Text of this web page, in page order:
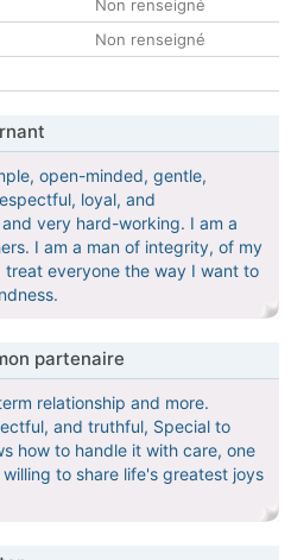
Non renseigné
Non renseigné
open-minded, gentle,
loyal, and
very hard-working. I am a
I am a man of integrity, of my
everyone the way I want to
partenaire
relationship and more.
and truthful, Special to
how to handle it with care, one
to share life's greatest joys